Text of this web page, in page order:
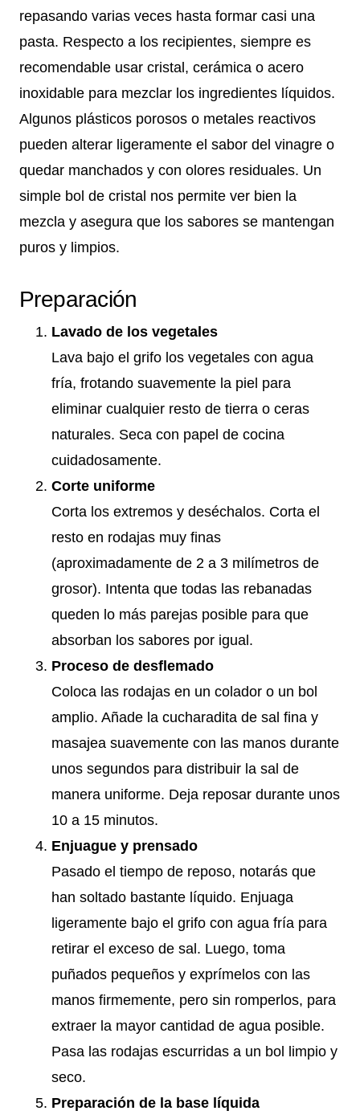
repasando varias veces hasta formar casi una
pasta. Respecto a los recipientes, siempre es
recomendable usar cristal, cerámica o acero
inoxidable para mezclar los ingredientes líquidos.
Algunos plásticos porosos o metales reactivos
pueden alterar ligeramente el sabor del vinagre o
quedar manchados y con olores residuales. Un
simple bol de cristal nos permite ver bien la
mezcla y asegura que los sabores se mantengan
puros y limpios.
Preparación
Lavado de los vegetales
Lava bajo el grifo los vegetales con agua
fría, frotando suavemente la piel para
eliminar cualquier resto de tierra o ceras
naturales. Seca con papel de cocina
cuidadosamente.
Corte uniforme
Corta los extremos y deséchalos. Corta el
resto en rodajas muy finas
(aproximadamente de 2 a 3 milímetros de
grosor). Intenta que todas las rebanadas
queden lo más parejas posible para que
absorban los sabores por igual.
Proceso de desflemado
Coloca las rodajas en un colador o un bol
amplio. Añade la cucharadita de sal fina y
masajea suavemente con las manos durante
unos segundos para distribuir la sal de
manera uniforme. Deja reposar durante unos
10 a 15 minutos.
Enjuague y prensado
Pasado el tiempo de reposo, notarás que
han soltado bastante líquido. Enjuaga
ligeramente bajo el grifo con agua fría para
retirar el exceso de sal. Luego, toma
puñados pequeños y exprímelos con las
manos firmemente, pero sin romperlos, para
extraer la mayor cantidad de agua posible.
Pasa las rodajas escurridas a un bol limpio y
seco.
Preparación de la base líquida